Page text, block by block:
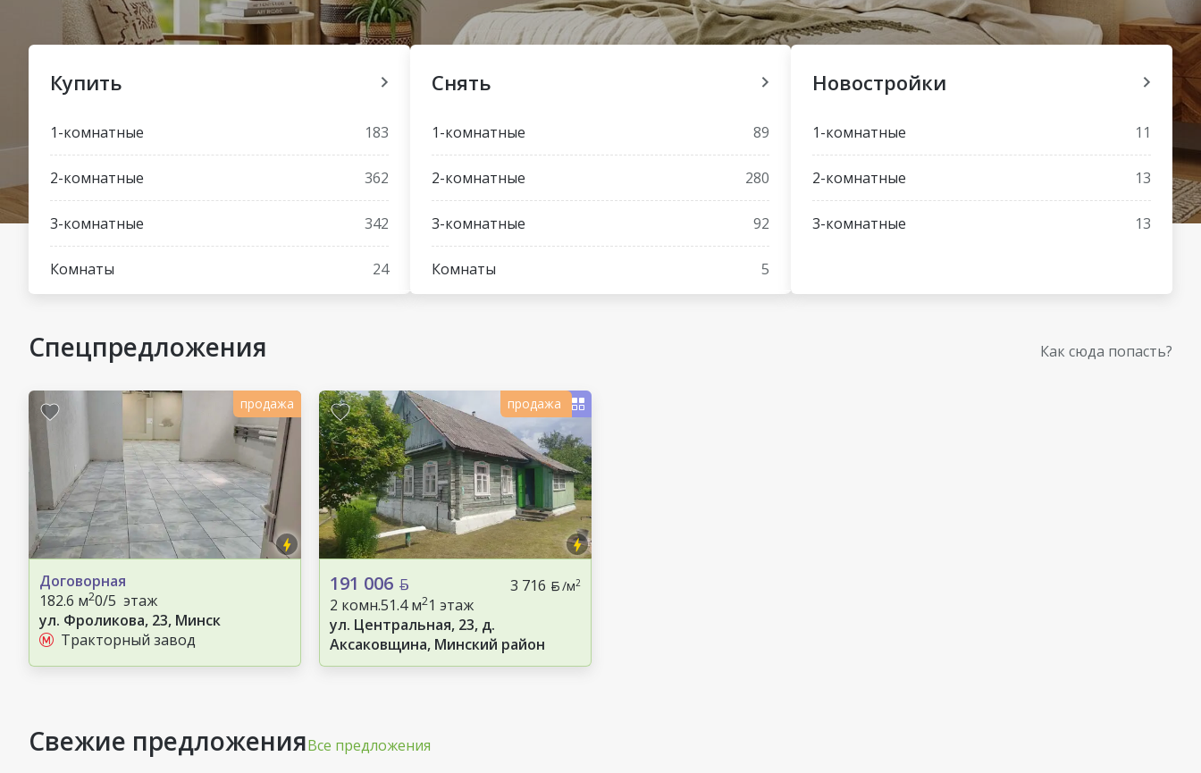
Купить
1-комнатные 183
2-комнатные 362
3-комнатные 342
Комнаты 24
Снять
1-комнатные 89
2-комнатные 280
3-комнатные 92
Комнаты 5
Новостройки
1-комнатные 11
2-комнатные 13
3-комнатные 13
Спецпредложения Как сюда попасть?
продажа
Договорная
182.6 м20/5 этаж
ул. Фроликова, 23, Минск
Тракторный завод
продажа
191 006 3 716 /м2
2 комн.51.4 м21 этаж
ул. Центральная, 23, д.
Аксаковщина, Минский район
Свежие предложенияВсе предложения